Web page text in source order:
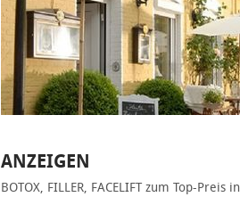
ANZEIGEN
BOTOX, FILLER, FACELIFT zum Top-Preis in